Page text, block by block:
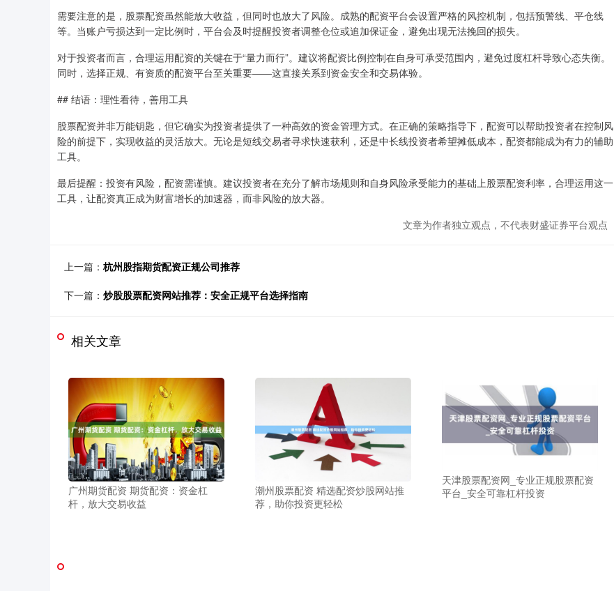
需要注意的是，股票配资虽然能放大收益，但同时也放大了风险。成熟的配资平台会设置严格的风控机制，包括预警线、平仓线
等。当账户亏损达到一定比例时，平台会及时提醒投资者调整仓位或追加保证金，避免出现无法挽回的损失。
对于投资者而言，合理运用配资的关键在于“量力而行”。建议将配资比例控制在自身可承受范围内，避免过度杠杆导致心态失衡。
同时，选择正规、有资质的配资平台至关重要——这直接关系到资金安全和交易体验。
## 结语：理性看待，善用工具
股票配资并非万能钥匙，但它确实为投资者提供了一种高效的资金管理方式。在正确的策略指导下，配资可以帮助投资者在控制风
险的前提下，实现收益的灵活放大。无论是短线交易者寻求快速获利，还是中长线投资者希望摊低成本，配资都能成为有力的辅助
工具。
最后提醒：投资有风险，配资需谨慎。建议投资者在充分了解市场规则和自身风险承受能力的基础上股票配资利率，合理运用这一
工具，让配资真正成为财富增长的加速器，而非风险的放大器。
文章为作者独立观点，不代表财盛证券平台观点
上一篇： 杭州股指期货配资正规公司推荐
下一篇： 炒股股票配资网站推荐：安全正规平台选择指南
相关文章
广州期货配资 期货配资：资金杠
杆，放大交易收益
潮州股票配资 精选配资炒股网站推
荐，助你投资更轻松
天津股票配资网_专业正规股票配资
平台_安全可靠杠杆投资